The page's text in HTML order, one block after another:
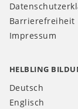
Barrierefreiheit
Impressum
HELBLING
Deutsch
Englisch